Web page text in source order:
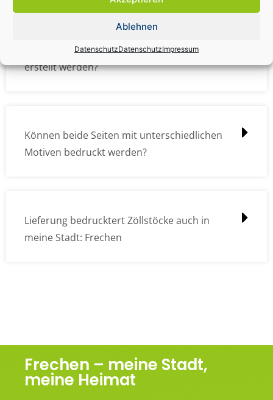
Ablehnen
DatenschutzDatenschutzImpressum
Wie müssen die Druckdateien angelegt /
erstellt werden?
Können beide Seiten mit unterschiedlichen
Motiven bedruckt werden?
Lieferung bedrucktert Zöllstöcke auch in
meine Stadt: Frechen
Frechen – meine Stadt,
meine Heimat